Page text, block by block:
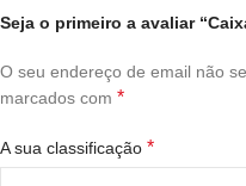
Seja o primeiro a avaliar
O seu endereço de email não
marcados com *
A sua classificação *